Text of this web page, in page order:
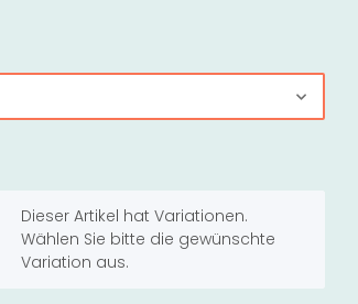
xDieser Artikel hat Variationen.
Wählen Sie bitte die gewünschte
Variation aus.